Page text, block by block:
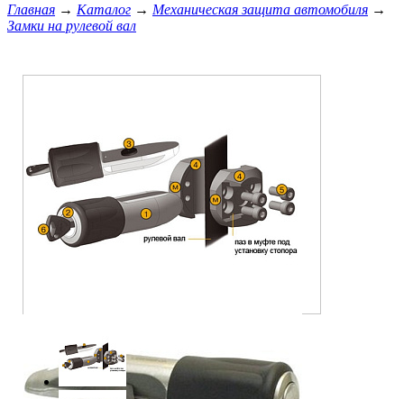
Главная → Каталог → Механическая защита автомобиля →
Замки на рулевой вал